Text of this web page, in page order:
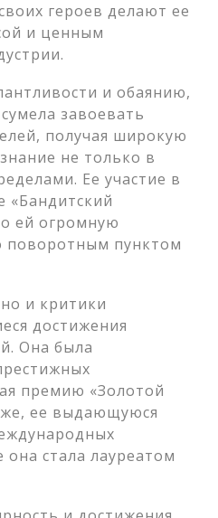
героев делают ее
и ценным
и обаянию,
завоевать
получая широкую
не только в
Ее участие в
«Бандитский
ей огромную
поворотным пунктом
и критики
достижения
Она была
премию «Золотой
ее выдающуюся
она стала лауреатом